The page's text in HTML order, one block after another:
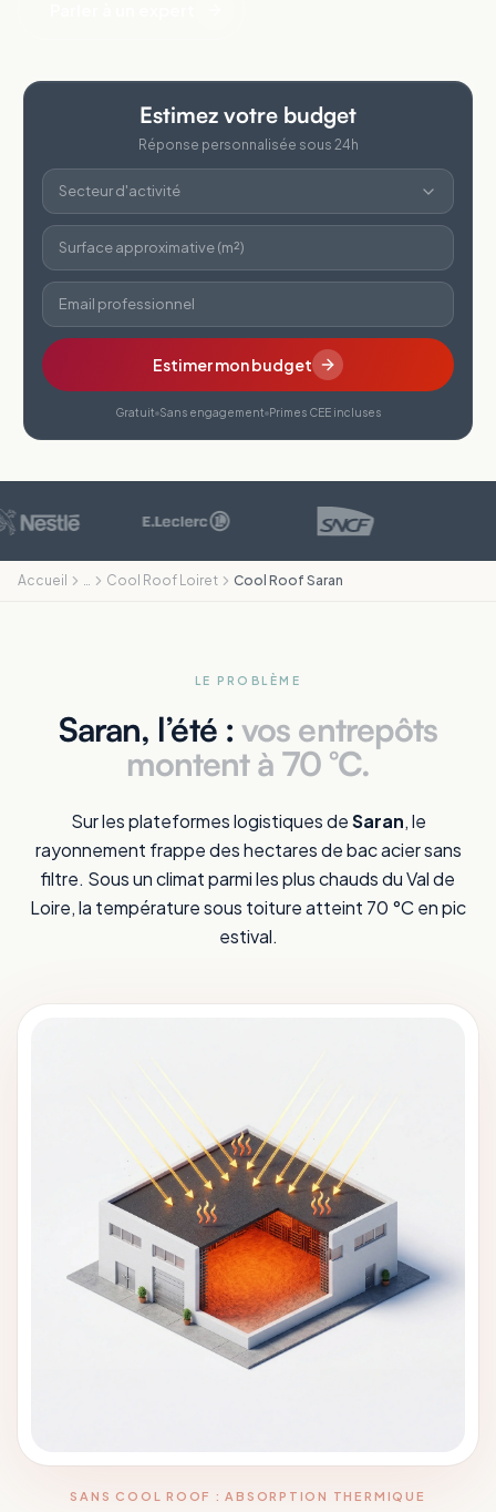
Estimez votre budget
Réponse personnalisée sous 24h
Secteur d'activité
Surface approximative (m²)
Email professionnel
Estimer mon budget
Gratuit Sans engagement Primes CEE incluses
Accueil … Cool Roof Loiret Cool Roof Saran
LE PROBLÈME
Saran, l’été : vos entrepôts
montent à 70 °C.
Sur les plateformes logistiques deSaran, le
rayonnement frappe des hectares de bac acier sans
filtre. Sous un climat parmi les plus chauds du Val de
Loire, la température sous toiture atteint 70 °C en pic
estival.
SANS COOL ROOF : ABSORPTION THERMIQUE